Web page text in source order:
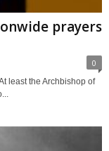
prayers
0
least the Archbishop of